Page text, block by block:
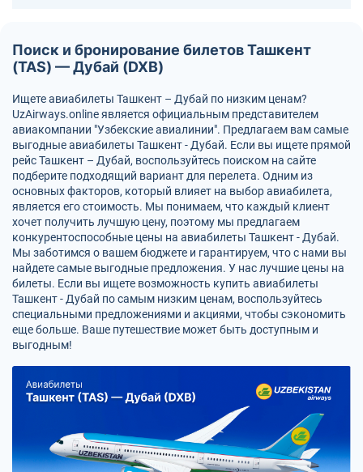
Поиск и бронирование билетов Ташкент
(TAS) — Дубай (DXB)
Ищете авиабилеты Ташкент – Дубай по низким ценам?
UzAirways.online является официальным представителем
авиакомпании "Узбекские авиалинии". Предлагаем вам самые
выгодные авиабилеты Ташкент - Дубай. Если вы ищете прямой
рейс Ташкент – Дубай, воспользуйтесь поиском на сайте
подберите подходящий вариант для перелета. Одним из
основных факторов, который влияет на выбор авиабилета,
является его стоимость. Мы понимаем, что каждый клиент
хочет получить лучшую цену, поэтому мы предлагаем
конкурентоспособные цены на авиабилеты Ташкент - Дубай.
Мы заботимся о вашем бюджете и гарантируем, что с нами вы
найдете самые выгодные предложения. У нас лучшие цены на
билеты. Если вы ищете возможность купить авиабилеты
Ташкент - Дубай по самым низким ценам, воспользуйтесь
специальными предложениями и акциями, чтобы сэкономить
еще больше. Ваше путешествие может быть доступным и
выгодным!